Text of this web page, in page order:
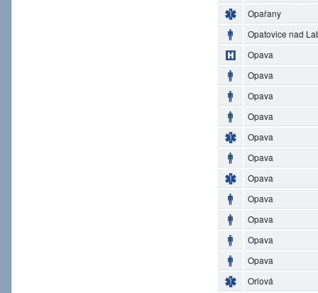
Opařany
Opatovice nad
Opava
Opava
Opava
Opava
Opava
Opava
Opava
Opava
Opava
Opava
Opava
Orlová